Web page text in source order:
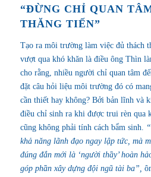
“ĐỪNG CHỈ QUAN
THĂNG TIẾN”
Tạo ra môi trường làm việc đủ thách
vượt qua khó khăn là điều ông Thìn
cho rằng, nhiều người chỉ quan tâm
đặt câu hỏi liệu môi trường đó có
cần thiết hay không? Bởi bản lĩnh và
điều chỉ sinh ra khi được trui rèn qua
cũng không phải tính cách bẩm sinh.
khả năng lãnh đạo ngay lập tức, mà
đúng đắn mới là ‘người thầy’ hoàn
góp phần xây dựng đội ngũ tài ba”,